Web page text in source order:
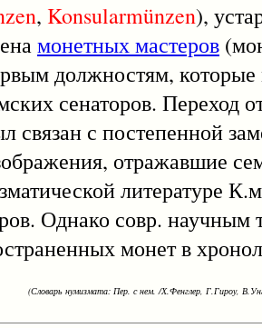
, Konsularmünzen),
монетных мастеров
должностям,
сенаторов.
связан с постепенной
отражавшие
литературе
Однако совр. научным
монет в
(Словарь нумизмата: Пер. с нем. /Х.Фенглер, Г.Гироу,